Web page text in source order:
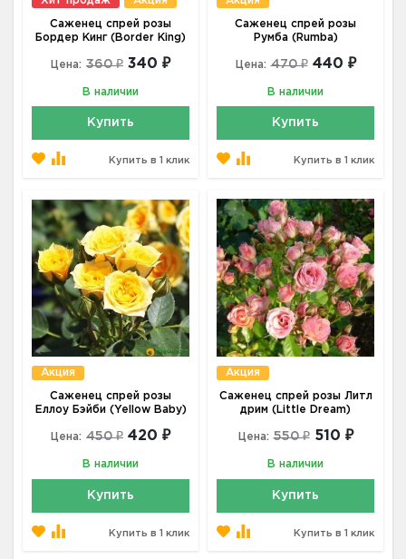
Саженец спрей розы
Бордер Кинг (Border King)
Цена: 360 ₽ 340 ₽
В наличии
Купить
Купить в 1 клик
Саженец спрей розы
Румба (Rumba)
Цена: 470 ₽ 440 ₽
В наличии
Купить
Купить в 1 клик
Акция
Саженец спрей розы
Еллоу Бэйби (Yellow Baby)
Цена: 450 ₽ 420 ₽
В наличии
Купить
Купить в 1 клик
Акция
Саженец спрей розы Литл
дрим (Little Dream)
Цена: 550 ₽ 510 ₽
В наличии
Купить
Купить в 1 клик